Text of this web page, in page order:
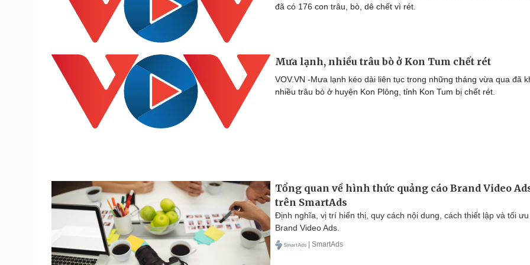
đã có 176 con trâu, bò, dê chết vì rét.
Mưa lạnh, nhiều trâu bò ở Kon Tum chết rét
VOV.VN -Mưa lạnh kéo dài liên tục trong những tháng vừa qua đã
nhiều trâu bò ở huyện Kon Plông, tỉnh Kon Tum bị chết rét.
Tổng quan về hình thức quảng cáo Brand Video
trên SmartAds
Định nghĩa, vị trí hiển thị, quy cách nội dung, cách thiết lập và tối ưu
Brand Video Ads.
| SmartAds